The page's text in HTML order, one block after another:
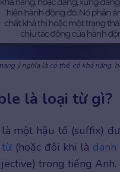
ý nghĩa là có thể, có khả năng,
là loại từ gì?
một hậu tố (suffix)
(hoặc đôi khi là
trong tiếng Anh.